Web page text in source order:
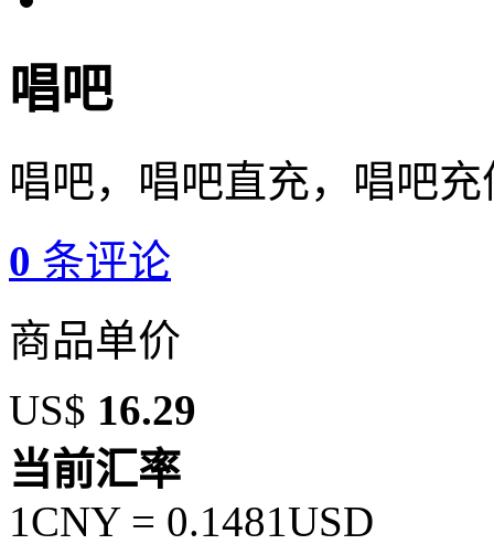
唱吧
唱吧，唱吧直充，唱吧
0 条评论
商品单价
US$ 16.29
当前汇率
1CNY = 0.1481USD